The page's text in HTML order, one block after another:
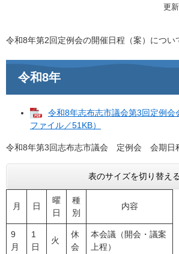
更
令和8年第2回定例会の開催日程（案）につい
令和8年
令和8年志布志市議会第3回定例会
ファイル／51KB）
令和8年第3回志布志市議会 定例会 会期日
表のサイズを切り替え
月 日
曜
日
種
別
内容
9
月
1
日
火
休
会
本会議（開会・議案
上程）